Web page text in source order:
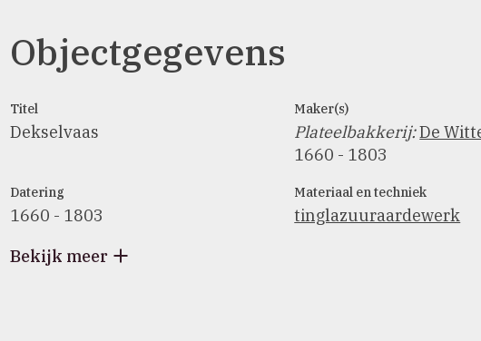
Objectgegevens
Titel
Dekselvaas
Maker(s)
Plateelbakkerij:De
1660 - 1803
Datering
1660 - 1803
Materiaal en techniek
tinglazuuraardewerk
Bekijk meer